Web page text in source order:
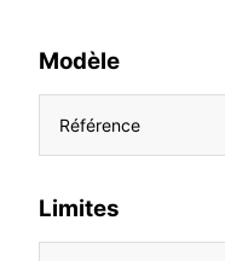
Modèle
Référence
Limites